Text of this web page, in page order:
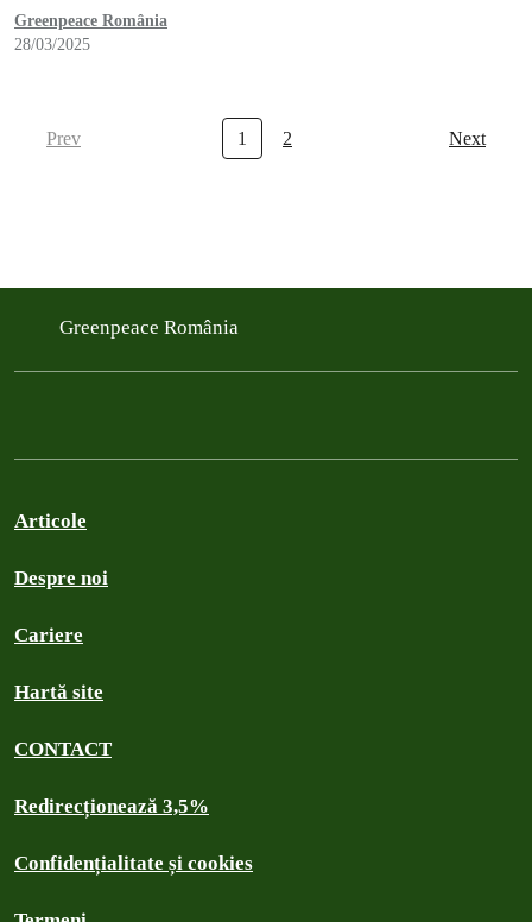
Greenpeace România
28/03/2025
Prev 1 2 Next
Greenpeace România
Articole
Despre noi
Cariere
Hartă site
CONTACT
Redirecționează 3,5%
Confidențialitate și cookies